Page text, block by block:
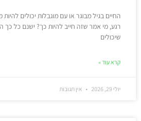
החיים בגיל מבוגר או עם מוגבלות יכולים להיות
רגע, מי אמר שזה חייב להיות כך? ישנם כל כך
שיכולים
קרא עוד »
יולי 29, 2026 אין תגובות